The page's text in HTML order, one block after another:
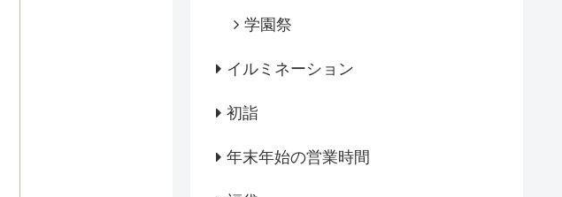
学園祭
イルミネーション
初詣
年末年始の営業時間